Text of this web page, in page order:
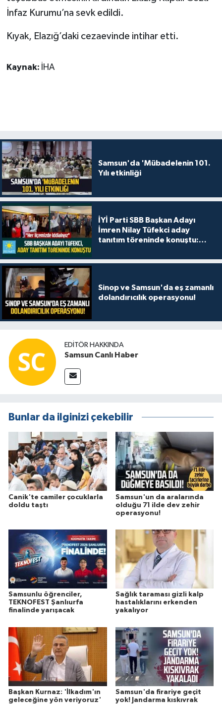
İnfaz Kurumu’na sevk edildi.
Kıyak, Elazığ’daki cezaevinde intihar etti.
Kaynak: İHA
Samsun'da 'Mübadelenin 101.
Yılı etkinliği
İYİ Parti SBB Başkan Adayı
İmren Nilay Tüfekci aday
tanıtım töreninde konuştu:
Sinop ve Samsun'da eş zamanlı
dolandırıcılık operasyonu!
EDITÖR HAKKINDA
Samsun Canlı Haber
Bunlar da ilginizi çekebilir
Canik'te camiler çocuklarla
doldu taştı
Samsun'un da aralarında
olduğu 71 ilde dev zehir
operasyonu!
Samsunlu öğrenciler,
TEKNOFEST Şanlıurfa
finalinde yarışacak
Sağlık taraması gizli kalp
hastalıklarını erkenden
yakalıyor
Başkan Kurnaz: 'İlkadım'ın
geleceğine yön veriyoruz'
Samsun'da firariye geçit
yok! Jandarma kıskıvrak